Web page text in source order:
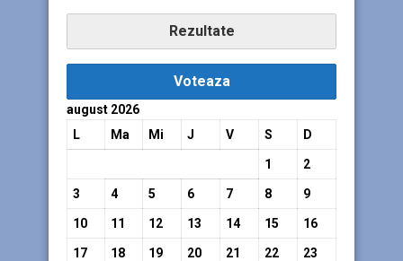
Rezultate
Voteaza
august 2026
L
Ma Mi J V S D
1 2
3 4 5 6 7 8 9
10 11 12 13 14 15 16
17 18 19 20 21 22 23